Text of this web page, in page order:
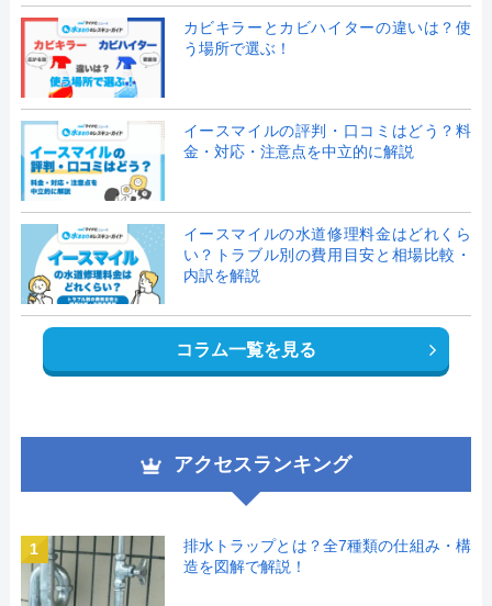
カビキラーとカビハイターの違いは？使
う場所で選ぶ！
イースマイルの評判・口コミはどう？料
金・対応・注意点を中立的に解説
イースマイルの水道修理料金はどれくら
い？トラブル別の費用目安と相場比較・
内訳を解説
コラム一覧を見る
アクセスランキング
1
排水トラップとは？全7種類の仕組み・構
造を図解で解説！